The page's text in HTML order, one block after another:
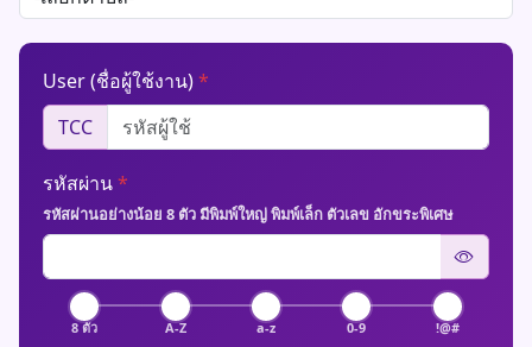
User (ชื่อผู้ใช้งาน)*
TCC
รหัสผ่าน*
รหัสผ่านอย่างน้อย 8 ตัว มีพิมพ์ใหญ่ พิมพ์เล็ก ตัวเลข อักขระพิเศษ
8 ตัว A-Z a-z 0-9 !@#